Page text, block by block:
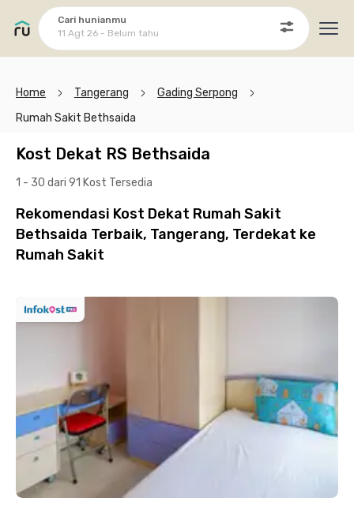
Cari hunianmu
11 Agt 26 - Belum tahu
Home Tangerang
Gading Serpong
Rumah Sakit Bethsaida
Kost Dekat RS Bethsaida
1 - 30 dari 91 Kost Tersedia
Rekomendasi Kost Dekat Rumah Sakit
Bethsaida Terbaik, Tangerang, Terdekat ke
Rumah Sakit